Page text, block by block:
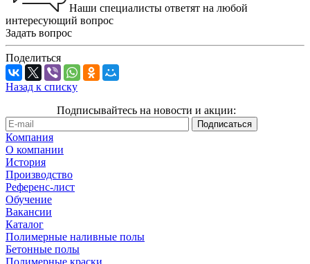
Наши специалисты ответят на любой
интересующий вопрос
Задать вопрос
Поделиться
Назад к списку
Подписывайтесь на новости и акции:
Компания
О компании
История
Производство
Референс-лист
Обучение
Вакансии
Каталог
Полимерные наливные полы
Бетонные полы